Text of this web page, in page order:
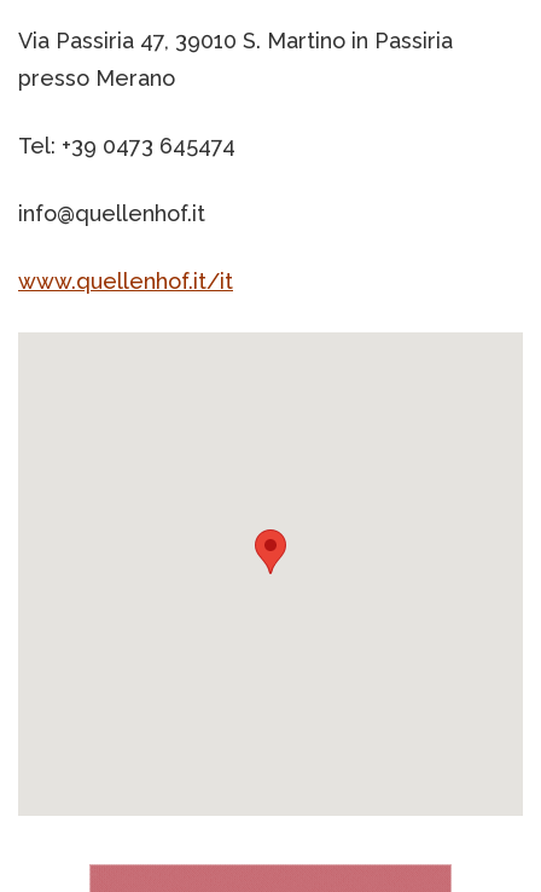
Via Passiria 47, 39010 S. Martino in Passiria
presso Merano
Tel: +39 0473 645474
info@quellenhof.it
www.quellenhof.it/it